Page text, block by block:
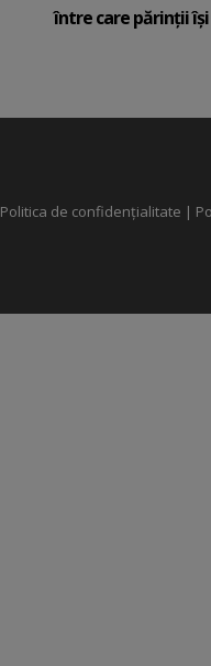
între care părinții își
Politica de confidențialitate |